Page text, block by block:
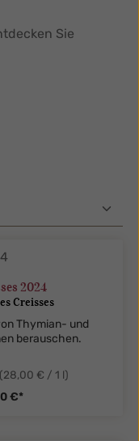
Sie
2024
Creisses
Thymian- und
berauschen.
(28,00 € / 1 l)
€*